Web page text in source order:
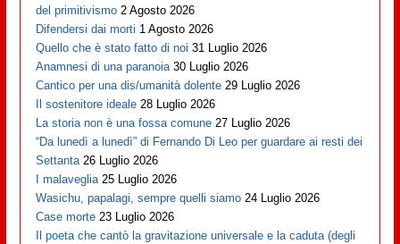
del primitivismo 2 Agosto 2026
Difendersi dai morti 1 Agosto 2026
Quello che è stato fatto di noi 31 Luglio 2026
Anamnesi di una paranoia 30 Luglio 2026
Cantico per una dis/umanità dolente 29 Luglio 2026
Il sostenitore ideale 28 Luglio 2026
La storia non è una fossa comune 27 Luglio 2026
“Da lunedì a lunedì” di Fernando Di Leo per guardare ai resti dei
Settanta 26 Luglio 2026
I malaveglia 25 Luglio 2026
Wasichu, papalagi, sempre quelli siamo 24 Luglio 2026
Case morte 23 Luglio 2026
Il poeta che cantò la gravitazione universale e la caduta (degli